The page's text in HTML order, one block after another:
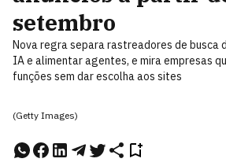
setembro
Nova regra separa rastreadores de busca
IA e alimentar agentes, e mira empresas
funções sem dar escolha aos sites
(Getty Images)